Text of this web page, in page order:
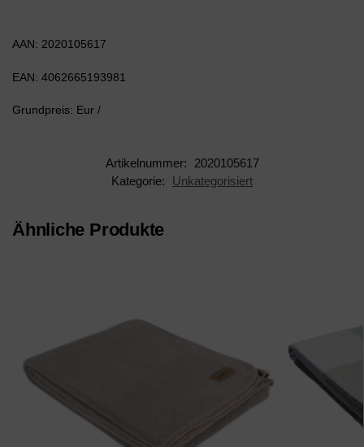
AAN: 2020105617
EAN: 4062665193981
Grundpreis: Eur /
Artikelnummer:
2020105617
Kategorie:
Unkategorisiert
Ähnliche Produkte